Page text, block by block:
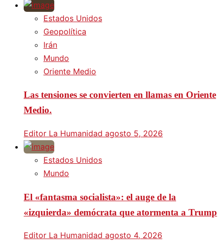
Estados Unidos
Geopolítica
Irán
Mundo
Oriente Medio
Las tensiones se convierten en llamas en Oriente
Medio.
Editor La Humanidad agosto 5, 2026
Estados Unidos
Mundo
El «fantasma socialista»: el auge de la
«izquierda» demócrata que atormenta a Trump
Editor La Humanidad agosto 4, 2026